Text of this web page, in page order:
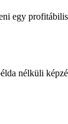
egy
nélküli